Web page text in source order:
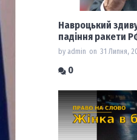
Навроцький
падіння ракети
by admin on 31 Липня,
0